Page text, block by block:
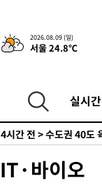
2026.08.09 (일)
서울 24.8℃
실시간
10.17%
2시간 전 >이강인 "아틀
2시간 전 >[속보]與 당대
4시간 전 >[속보]이강인
티코 이적"수도권 40도
4시간 전 >온열질환 사
7시간 전 > 백운산서 80
IT·바이오